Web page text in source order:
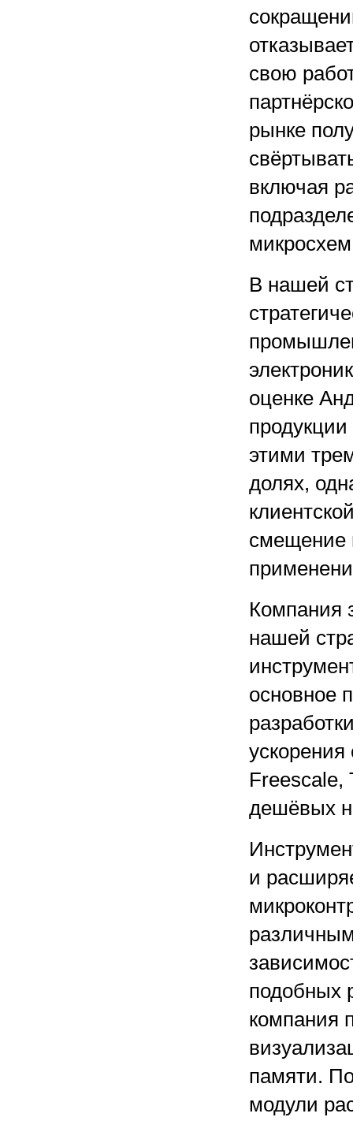
свою
рынке
включая
В нашей
оценке
этими
долях,
смещение
Компания
нашей
основное
Freescale,
дешёвых
и
подобных
компания
памяти.
модули